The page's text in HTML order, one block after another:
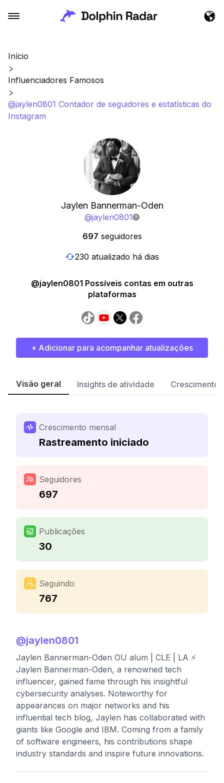
Início
Influenciadores Famosos
@jaylen0801 Contador de seguidores e estatísticas do
Instagram
Jaylen Bannerman-Oden
@jaylen0801
697 seguidores
230 atualizado há dias
@jaylen0801 Possíveis contas em outras
plataformas
+ Adicionar para acompanhar atualizações
Visão geral Insights de atividade Crescimento
Crescimento mensal
Rastreamento iniciado
Seguidores
697
Publicações
30
Seguindo
767
@jaylen0801
Jaylen Bannerman-Oden OU alum | CLE | LA ⚡️
Jaylen Bannerman-Oden, a renowned tech
influencer, gained fame through his insightful
cybersecurity analyses. Noteworthy for
appearances on major networks and his
influential tech blog, Jaylen has collaborated with
giants like Google and IBM. Coming from a family
of software engineers, his contributions shape
industry standards and inspire future innovations.